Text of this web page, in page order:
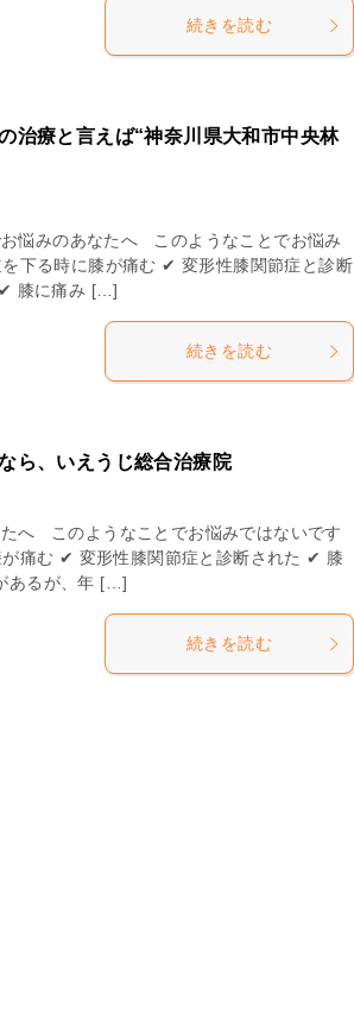
続きを読む
治療と言えば“神奈川県大和市中央林
悩みのあなたへ このようなことでお悩み
下る時に膝が痛む ✔ 変形性膝関節症と診断
膝に痛み […]
続きを読む
ら、いえうじ総合治療院
へ このようなことでお悩みではないです
痛む ✔ 変形性膝関節症と診断された ✔ 膝
あるが、年 […]
続きを読む